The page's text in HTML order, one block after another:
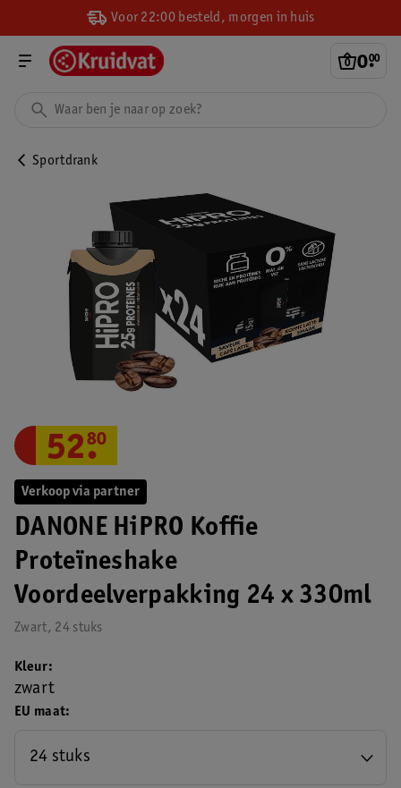
Voor 22:00 besteld, morgen in huis
0.
00
Sportdrank
Verkoop via partner
DANONE HiPRO Koffie
Proteïneshake
Voordeelverpakking 24 x 330ml
Zwart, 24 stuks
52.
80
EU maat
24 stuks
Kleur
zwart